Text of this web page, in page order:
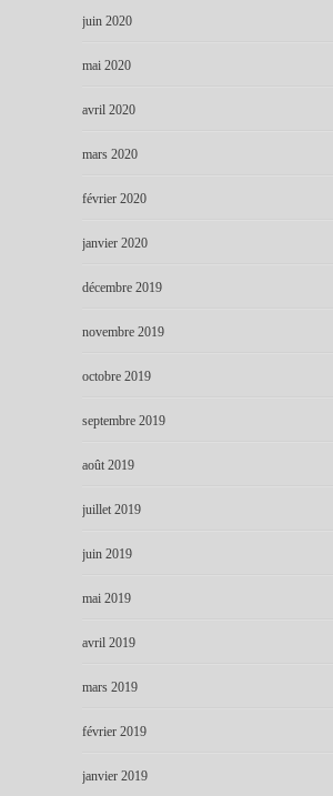
juin 2020
mai 2020
avril 2020
mars 2020
février 2020
janvier 2020
décembre 2019
novembre 2019
octobre 2019
septembre 2019
août 2019
juillet 2019
juin 2019
mai 2019
avril 2019
mars 2019
février 2019
janvier 2019